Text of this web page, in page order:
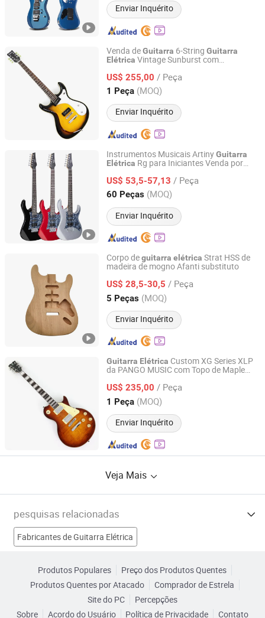
Enviar Inquérito
Venda deGuitarra 6-String Guitarra
Elétrica Vintage Sunburst com
US$ 255,00 / Peça
1 Peça (MOQ)
Enviar Inquérito
Jinan Time Machine Tech Co., Ltd.
Shandong, China Desde 2014
Instrumentos Musicais ArtinyGuitarra
Elétrica Rg para Iniciantes Venda por
US$ 53,5-57,13 / Peça
60 Peças (MOQ)
Enviar Inquérito
GUANGZHOU ARTINY GUITAR CO., LTD
Guangdong, China Desde 2022
Corpo deguitarra elétrica Strat HSS de
madeira de mogno Afanti substituto
US$ 28,5-30,5 / Peça
5 Peças (MOQ)
Enviar Inquérito
Afanti Music Co., Ltd.
Shandong, China Desde 2014
Guitarra Elétrica Custom XG Series XLP
da PANGO MUSIC com Topo de Maple
US$ 235,00 / Peça
1 Peça (MOQ)
Enviar Inquérito
Jinan Time Machine Tech Co., Ltd.
Shandong, China Desde 2014
Veja Mais
pesquisas relacionadas
Fabricantes de Guitarra Elétrica
Fabricantes de partes de guitarra
Produtos Populares
Preço dos Produtos Quentes
Produtos Quentes por Atacado
Comprador de Estrela
Site do PC
Percepções
Sobre
Acordo do Usuário Política de Privacidade Contato